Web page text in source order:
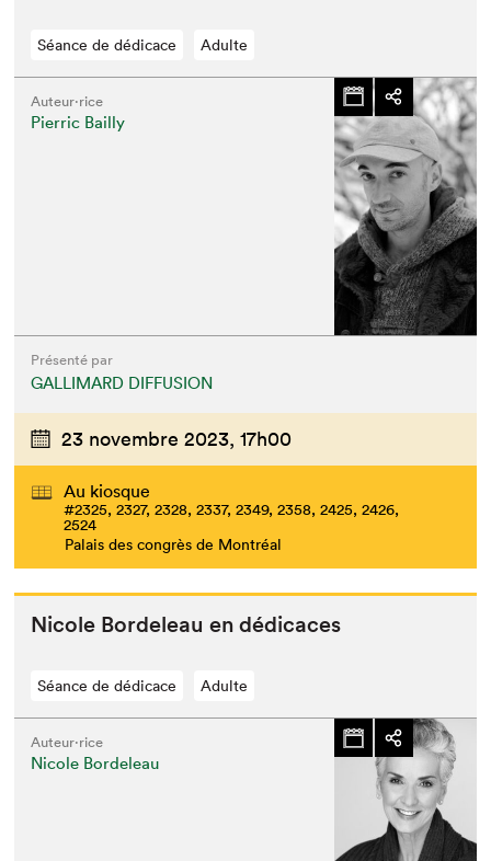
Séance de dédicace Adulte
Auteur·rice
Pierric Bailly
Présenté par
GALLIMARD DIFFUSION
23 novembre 2023, 17h00
Au kiosque
#2325, 2327, 2328, 2337, 2349, 2358, 2425, 2426,
2524
Palais des congrès de Montréal
Nicole Bor­de­leau en dédicaces
Séance de dédicace Adulte
Auteur·rice
Nicole Bordeleau